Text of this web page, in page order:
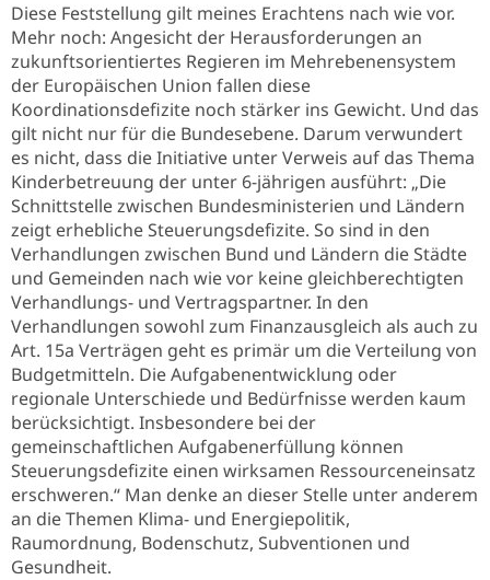
Diese Feststellung gilt meines Erachtens nach wie vor.
Mehr noch: Angesicht der Herausforderungen an
zukunftsorientiertes Regieren im Mehrebenensystem
der Europäischen Union fallen diese
Koordinationsdefizite noch stärker ins Gewicht. Und das
gilt nicht nur für die Bundesebene. Darum verwundert
es nicht, dass die Initiative unter Verweis auf das Thema
Kinderbetreuung der unter 6-jährigen ausführt: „Die
Schnittstelle zwischen Bundesministerien und Ländern
zeigt erhebliche Steuerungsdefizite. So sind in den
Verhandlungen zwischen Bund und Ländern die Städte
und Gemeinden nach wie vor keine gleichberechtigten
Verhandlungs- und Vertragspartner. In den
Verhandlungen sowohl zum Finanzausgleich als auch zu
Art. 15a Verträgen geht es primär um die Verteilung von
Budgetmitteln. Die Aufgabenentwicklung oder
regionale Unterschiede und Bedürfnisse werden kaum
berücksichtigt. Insbesondere bei der
gemeinschaftlichen Aufgabenerfüllung können
Steuerungsdefizite einen wirksamen Ressourceneinsatz
erschweren.“ Man denke an dieser Stelle unter anderem
an die Themen Klima- und Energiepolitik,
Raumordnung, Bodenschutz, Subventionen und
Gesundheit.